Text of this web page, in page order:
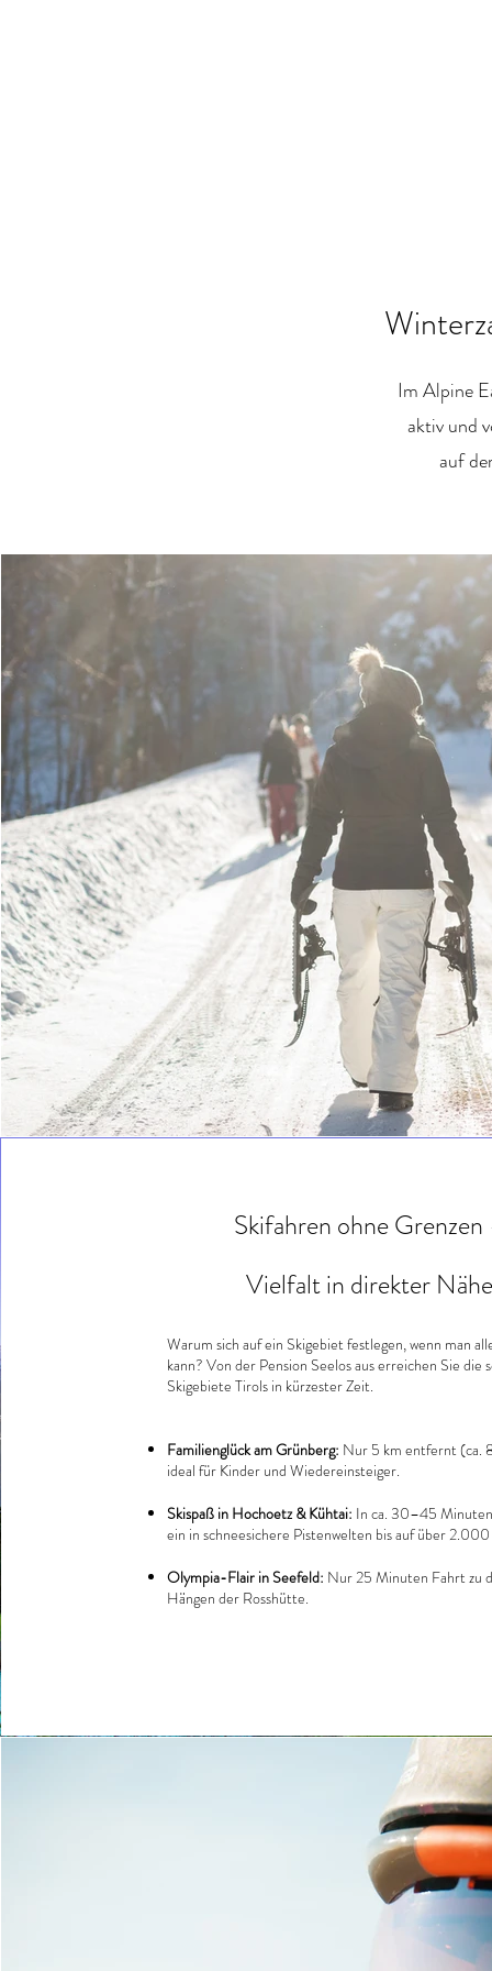
Skifahren ohne
Vielfalt in direkter Nähe
Warum sich auf ein Skigebiet festlegen, wenn man
kann? Von der Pension Seelos aus erreichen Sie die
Skigebiete Tirols in kürzester Zeit.
Familienglück am Grünberg: Nur 5 km entfernt (ca.
ideal für Kinder und Wiedereinsteiger.
Skispaß in Hochoetz & Kühtai: In ca. 30–45
ein in schneesichere Pistenwelten bis auf über
Olympia-Flair in Seefeld: Nur 25 Minuten Fahrt zu
Hängen der Rosshütte.
Im Alpine
aktiv und
auf